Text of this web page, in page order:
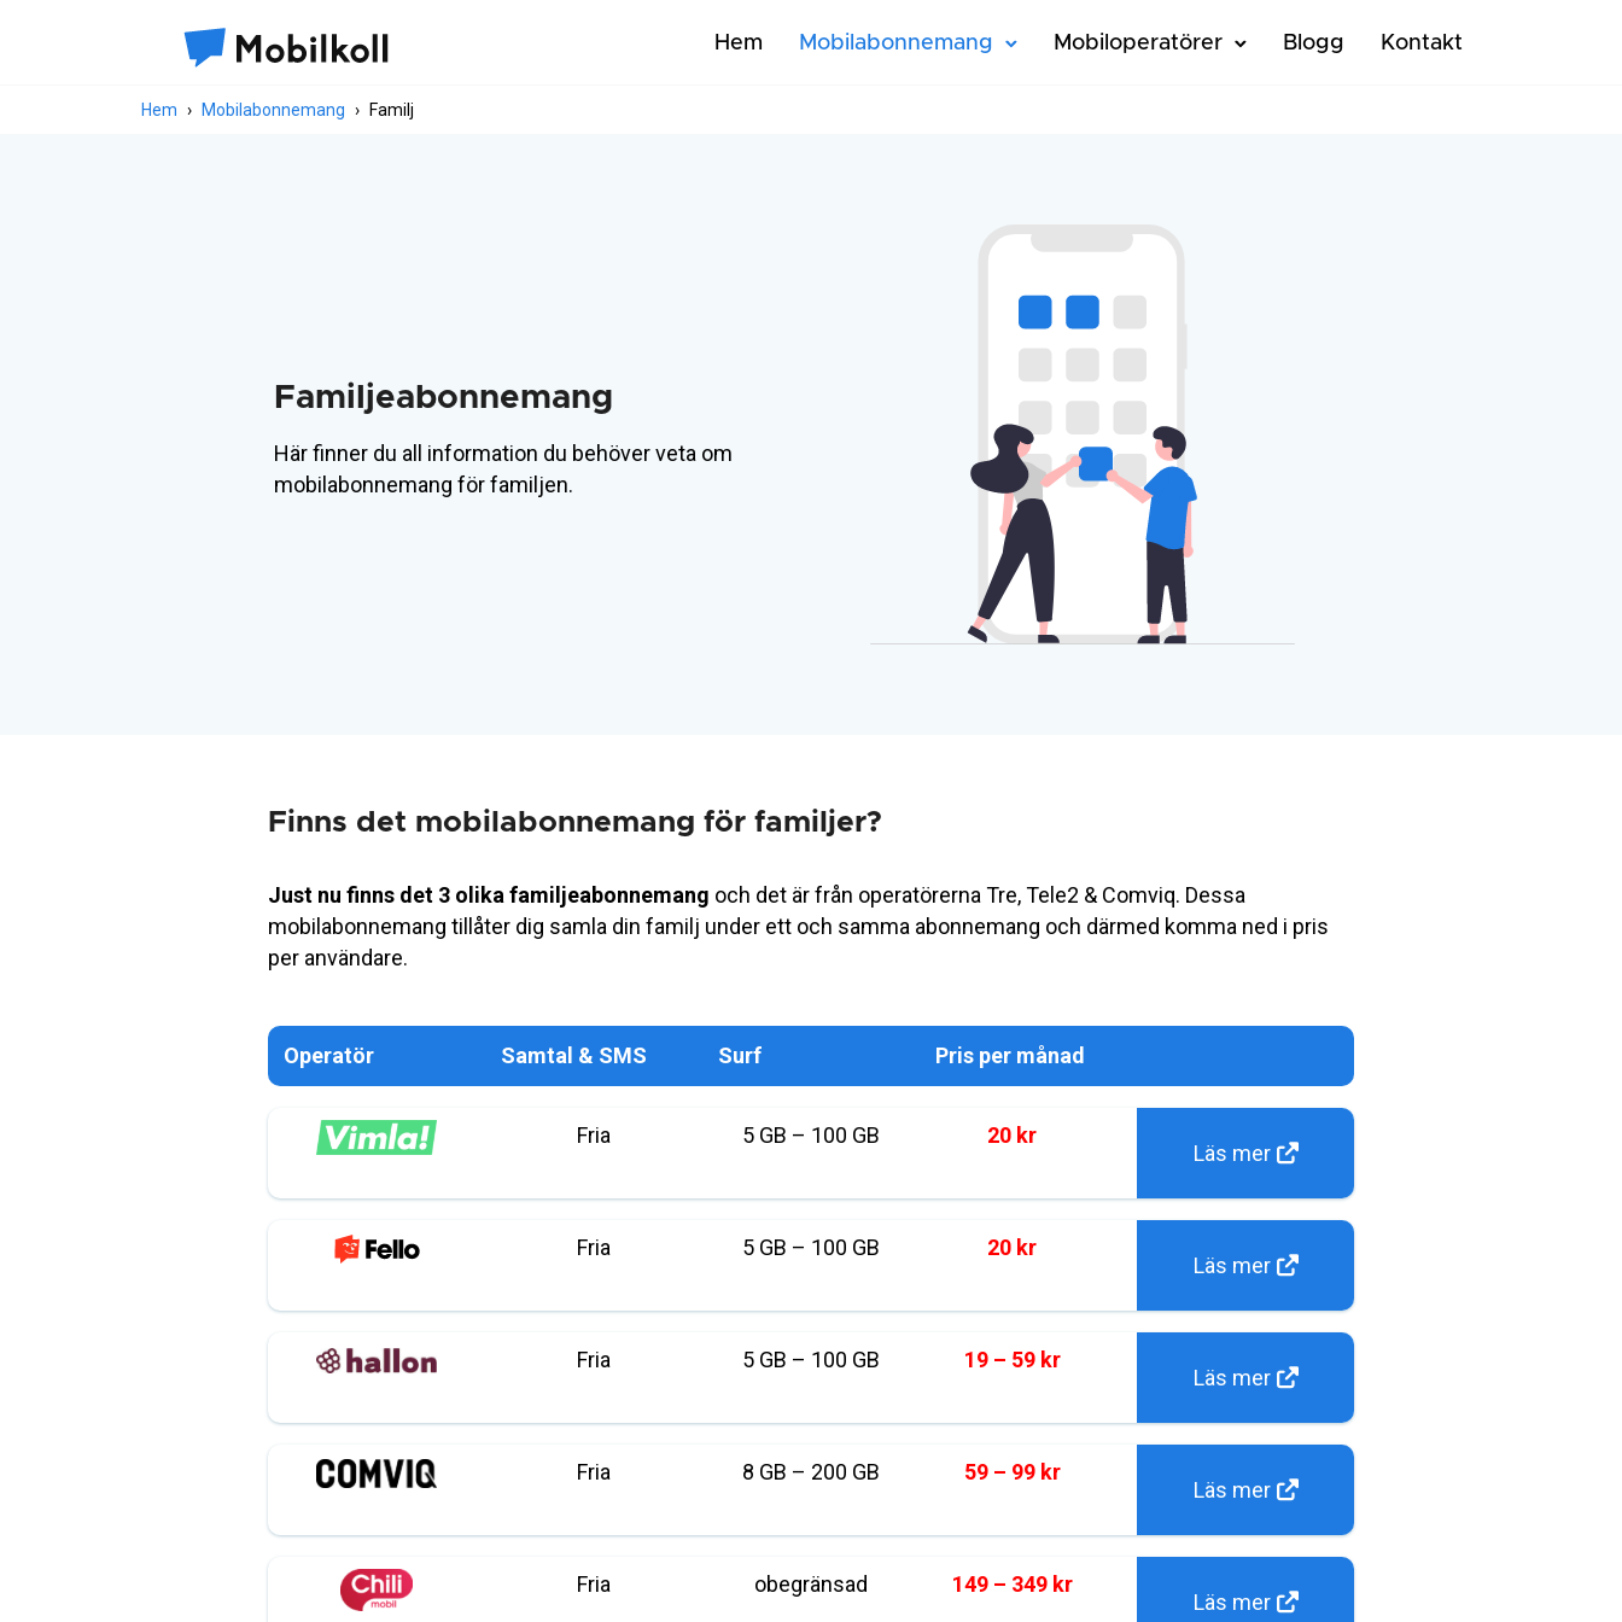
Hem Mobilabonnemang Mobiloperatörer Blogg Kontakt
Hem Mobilabonnemang Familj
Familjeabonnemang
Här finner du all information du behöver veta om
mobilabonnemang för familjen.
Finns det mobilabonnemang för familjer?
Just nu finns det 3 olika familjeabonnemang och det är från operatörerna Tre, Tele2 & Comviq. Dessa
mobilabonnemang tillåter dig samla din familj under ett och samma abonnemang och därmed komma ned i pris
per användare.
Operatör Samtal & SMS Surf Pris per månad
Fria 5 GB – 100 GB 20 kr
Läs mer
Fria 5 GB – 100 GB 20 kr
Läs mer
Fria 5 GB – 100 GB 19 – 59 kr
Läs mer
Fria 8 GB – 200 GB 59 – 99 kr
Läs mer
Fria obegränsad 149 – 349 kr
Läs mer